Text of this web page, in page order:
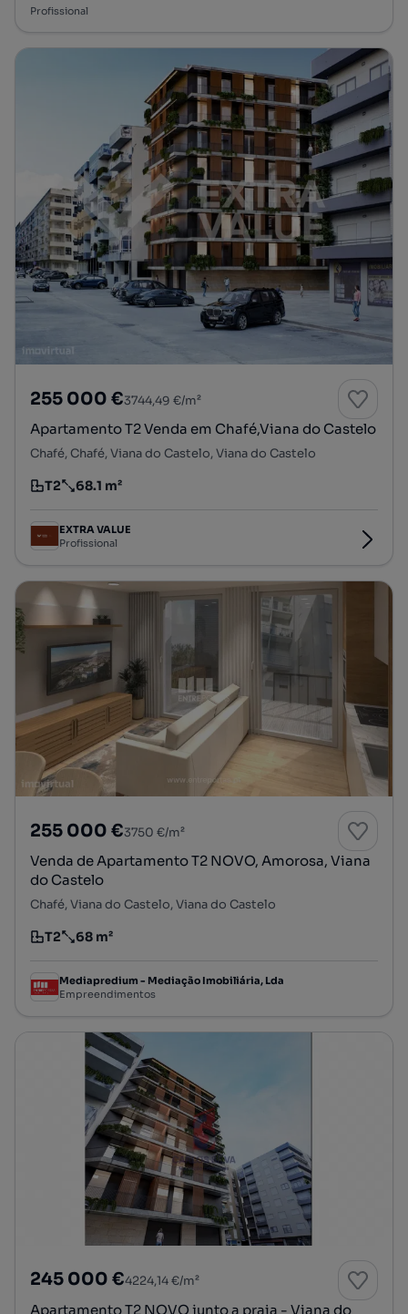
Profissional
255 000 €3744,49 €/m²
Apartamento T2 Venda em Chafé,Viana do Castelo
Chafé, Chafé, Viana do Castelo, Viana do Castelo
Tipologia
T2
Preço por metro quadrado
68.1 m²
EXTRA VALUE
Profissional
255 000 €3750 €/m²
Venda de Apartamento T2 NOVO, Amorosa, Viana
do Castelo
Chafé, Viana do Castelo, Viana do Castelo
Tipologia
T2
Preço por metro quadrado
68 m²
Mediapredium - Mediação Imobiliária, Lda
Empreendimentos
245 000 €4224,14 €/m²
Apartamento T2 NOVO junto a praia - Viana do